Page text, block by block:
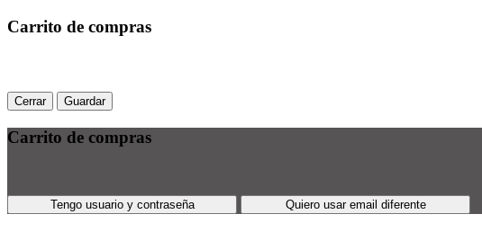
Carrito de compras
Cerrar Guardar
Carrito de compras
Tengo usuario y contraseña Quiero usar email diferente